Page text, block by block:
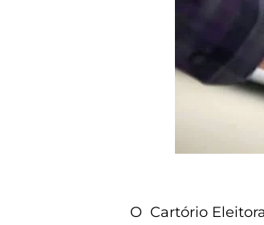
O Cartório